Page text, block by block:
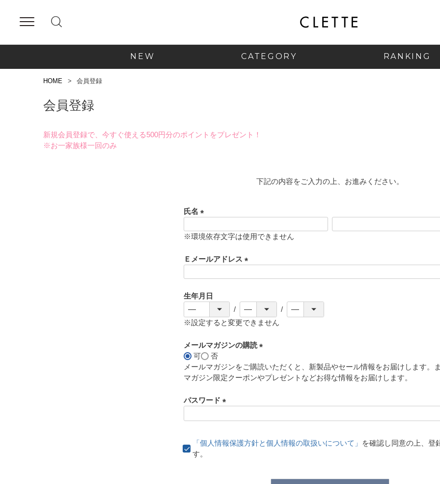
NEW CATEGORY RANKING
HOME 会員登録
会員登録
新規会員登録で、今すぐ使える500円分のポイントをプレゼント！
※お一家族様一回のみ
下記の内容をご入力の上、お進みください。
氏名
必
)
※環境依存文字は使用できません
Ｅメールアドレス
生年月日
※設定すると変更できません
メールマガジンの購読
必
須
可
否
メールマガジンをご購読いただくと、新製品やセール情報をお届けします。
マガジン限定クーポンやプレゼントなどお得な情報をお届けします。
パスワード
)
「個人情報保護方針と個人情報の取扱いについて」
を確認し同意の上、登
す。